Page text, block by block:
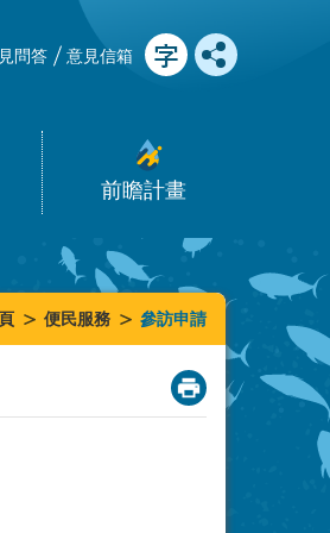
問答 意見信箱
前瞻計畫
便民服務 參訪申請
_